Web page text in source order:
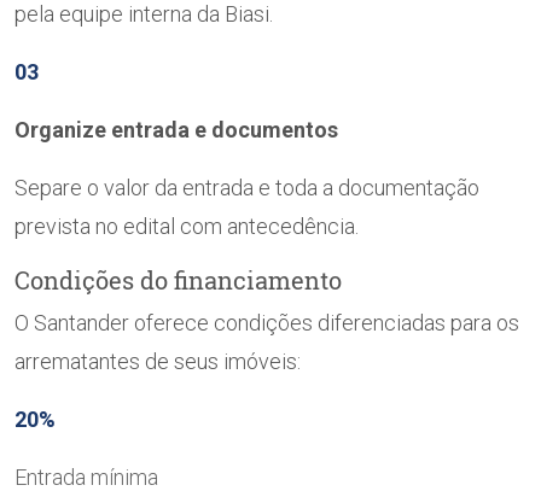
pela equipe interna da Biasi.
03
Organize entrada e documentos
Separe o valor da entrada e toda a documentação
prevista no edital com antecedência.
Condições do financiamento
O Santander oferece condições diferenciadas para os
arrematantes de seus imóveis:
20%
Entrada mínima